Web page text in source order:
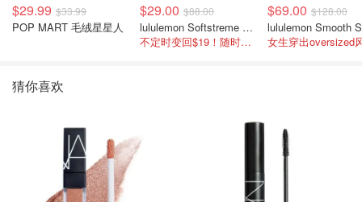
$29.99 $33.99
POP MART 毛绒星星人
$29.00 $88.00
lululemon Softstreme 女士高腰短裤 10cm
不定时变回$19！随时点进来看
$69.00 $128.00
女生穿出oversized
猜你喜欢